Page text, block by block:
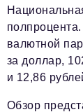
валютной
за доллар,
и 12,86
Обзор